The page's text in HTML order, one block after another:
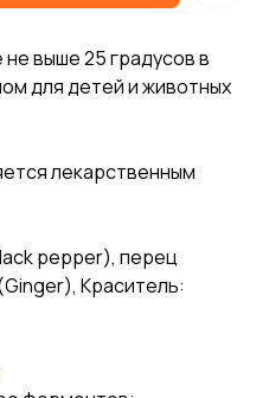
выше 25 градусов в
для детей и животных
лекарственным
pepper), перец
Краситель: